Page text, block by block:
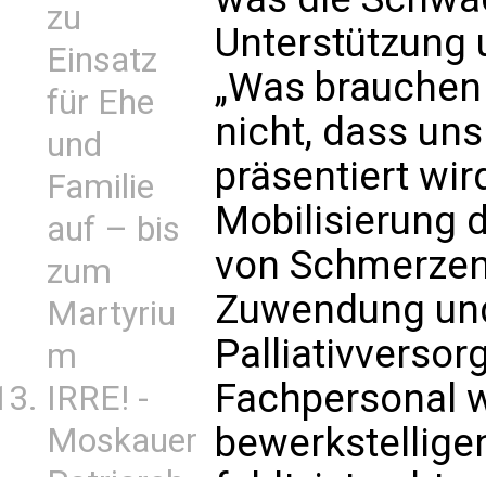
zu
Einsatz
für Ehe
und
Familie
auf – bis
zum
Martyriu
m
IRRE! -
Moskauer
Unterstützung
„Was
nicht, dass
präsentiert
Mobilisierung
von
Zuwendung
Fachpersonal